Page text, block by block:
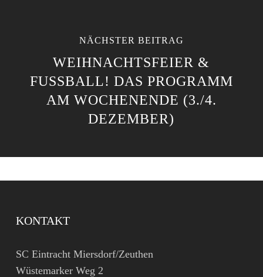
NÄCHSTER BEITRAG
WEIHNACHTSFEIER &
FUSSBALL! DAS PROGRAMM A
M WOCHENENDE (3./4. D
EZEMBER)
KONTAKT
SC Eintracht Miersdorf/Zeuthen
Wüstemarker Weg 2